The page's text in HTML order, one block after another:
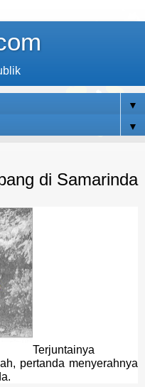
▼
▼
di Samarinda
Terjuntainya
pertanda menyerahnya